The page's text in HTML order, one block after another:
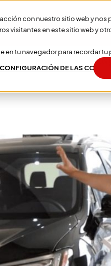
con nuestro sitio web y
visitantes en este sitio web y
tu navegador para recordar
CONFIGURACIÓN DE LAS
Test Drive